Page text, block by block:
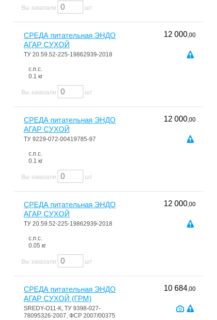
Вы заказали шт
СРЕДА питательная ЭНДО
АГАР СУХОЙ
ТУ 20.59.52-225-19862939-2018
с.п.с.
0.1 кг
12 000,00
Вы заказали шт
СРЕДА питательная ЭНДО
АГАР СУХОЙ
ТУ 9229-072-00419785-97
с.п.с.
0.1 кг
12 000,00
Вы заказали шт
СРЕДА питательная ЭНДО
АГАР СУХОЙ
ТУ 20.59.52-225-19862939-2018
с.п.с.
0.05 кг
12 000,00
Вы заказали шт
СРЕДА питательная ЭНДО
АГАР СУХОЙ (ГРМ)
SREDY-О11-К, ТУ 9398-027-
78095326-2007, ФСР 2007/00375
10 684,00